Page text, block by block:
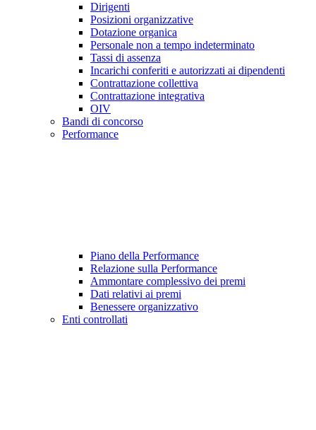
Dirigenti
Posizioni organizzative
Dotazione organica
Personale non a tempo indeterminato
Tassi di assenza
Incarichi conferiti e autorizzati ai dipendenti
Contrattazione collettiva
Contrattazione integrativa
OIV
Bandi di concorso
Performance
Piano della Performance
Relazione sulla Performance
Ammontare complessivo dei premi
Dati relativi ai premi
Benessere organizzativo
Enti controllati